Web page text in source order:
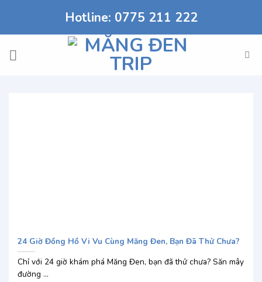
nội
dung
Hotline: 0775 211 222
24 Giờ Đồng Hồ Vi Vu Cùng Măng Đen, Bạn Đã Thử Chưa?
Chỉ với 24 giờ khám phá Măng Đen, bạn đã thử chưa? Săn mây
đường ...